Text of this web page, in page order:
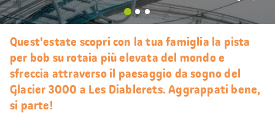
Quest'estate scopri con la tua famiglia la pista
per bob su rotaia più elevata del mondo e
sfreccia attraverso il paesaggio da sogno del
Glacier 3000 a Les Diablerets. Aggrappati bene,
si parte!